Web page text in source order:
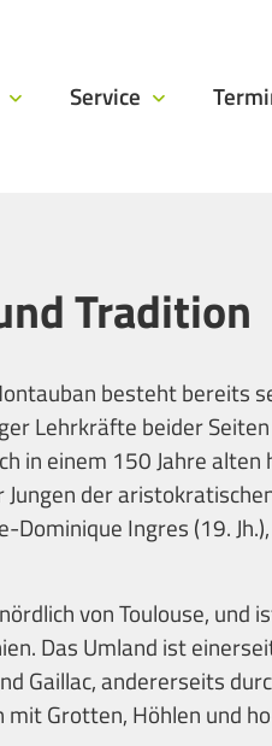
Service
Tradition
besteht bereits
Lehrkräfte beider
in einem 150 Jahre
der
Ingres (19.
von Toulouse, und
Das Umland ist
Gaillac, andererseits
mit Grotten, Höhlen und